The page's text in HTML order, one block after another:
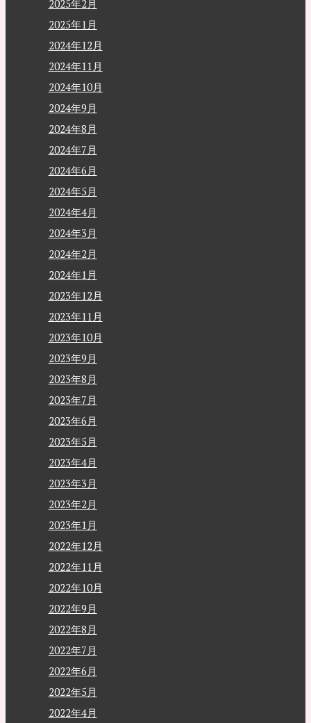
2025年2月
2025年1月
2024年12月
2024年11月
2024年10月
2024年9月
2024年8月
2024年7月
2024年6月
2024年5月
2024年4月
2024年3月
2024年2月
2024年1月
2023年12月
2023年11月
2023年10月
2023年9月
2023年8月
2023年7月
2023年6月
2023年5月
2023年4月
2023年3月
2023年2月
2023年1月
2022年12月
2022年11月
2022年10月
2022年9月
2022年8月
2022年7月
2022年6月
2022年5月
2022年4月